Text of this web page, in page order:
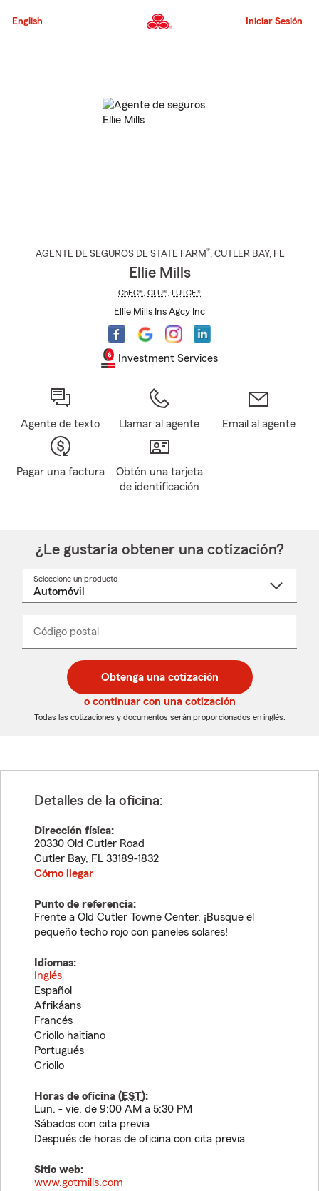
al
principal
English Iniciar Sesión
AGENTE DE SEGUROS DE STATE FARM®, CUTLER BAY, FL
Ellie Mills
ChFC® CLU® LUTCF®
Ellie Mills Ins Agcy Inc
Investment Services
Agente de texto Llamar al agente Email al agente
Pagar una factura
Obtén una tarjeta
de identificación
¿Le gustaría obtener una cotización?
Seleccione un producto
desplegable
Código postal
de
5
dígitos
de
5
dígitos
_____
Obtenga una cotización
o continuar con una cotización
Todas las cotizaciones y documentos serán proporcionados en inglés.
Detalles de la oficina:
Dirección física:
20330 Old Cutler Road
Cutler Bay, FL 33189-1832
Cómo llegar
Punto de referencia:
Frente a Old Cutler Towne Center. ¡Busque el
pequeño techo rojo con paneles solares!
Idiomas:
Inglés
Español
Afrikáans
Francés
Criollo haitiano
Portugués
Criollo
Horas de oficina (EST):
Lun. - vie. de 9:00 AM a 5:30 PM
Sábados con cita previa
Después de horas de oficina con cita previa
Sitio web:
www.gotmills.com